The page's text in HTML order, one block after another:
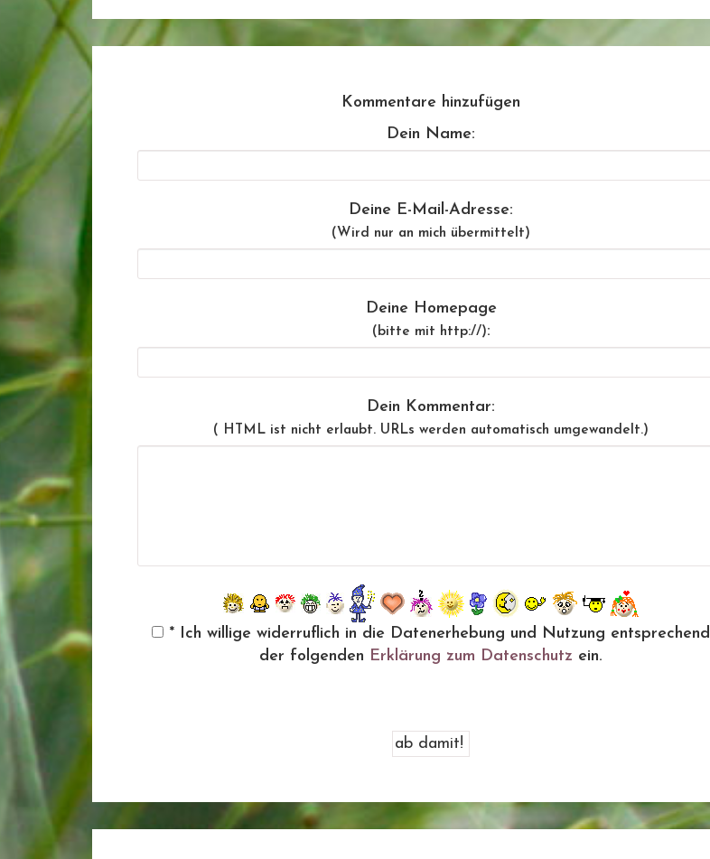
Kommentare hinzufügen
Dein Name:
Deine E-Mail-Adresse:
(Wird nur an mich übermittelt)
Deine Homepage
(bitte mit http://):
Dein Kommentar:
( HTML ist nicht erlaubt. URLs werden automatisch umgewandelt.)
* Ich willige widerruflich in die Datenerhebung und Nutzung entsprechend
der folgenden Erklärung zum Datenschutz ein.